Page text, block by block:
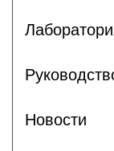
Новости